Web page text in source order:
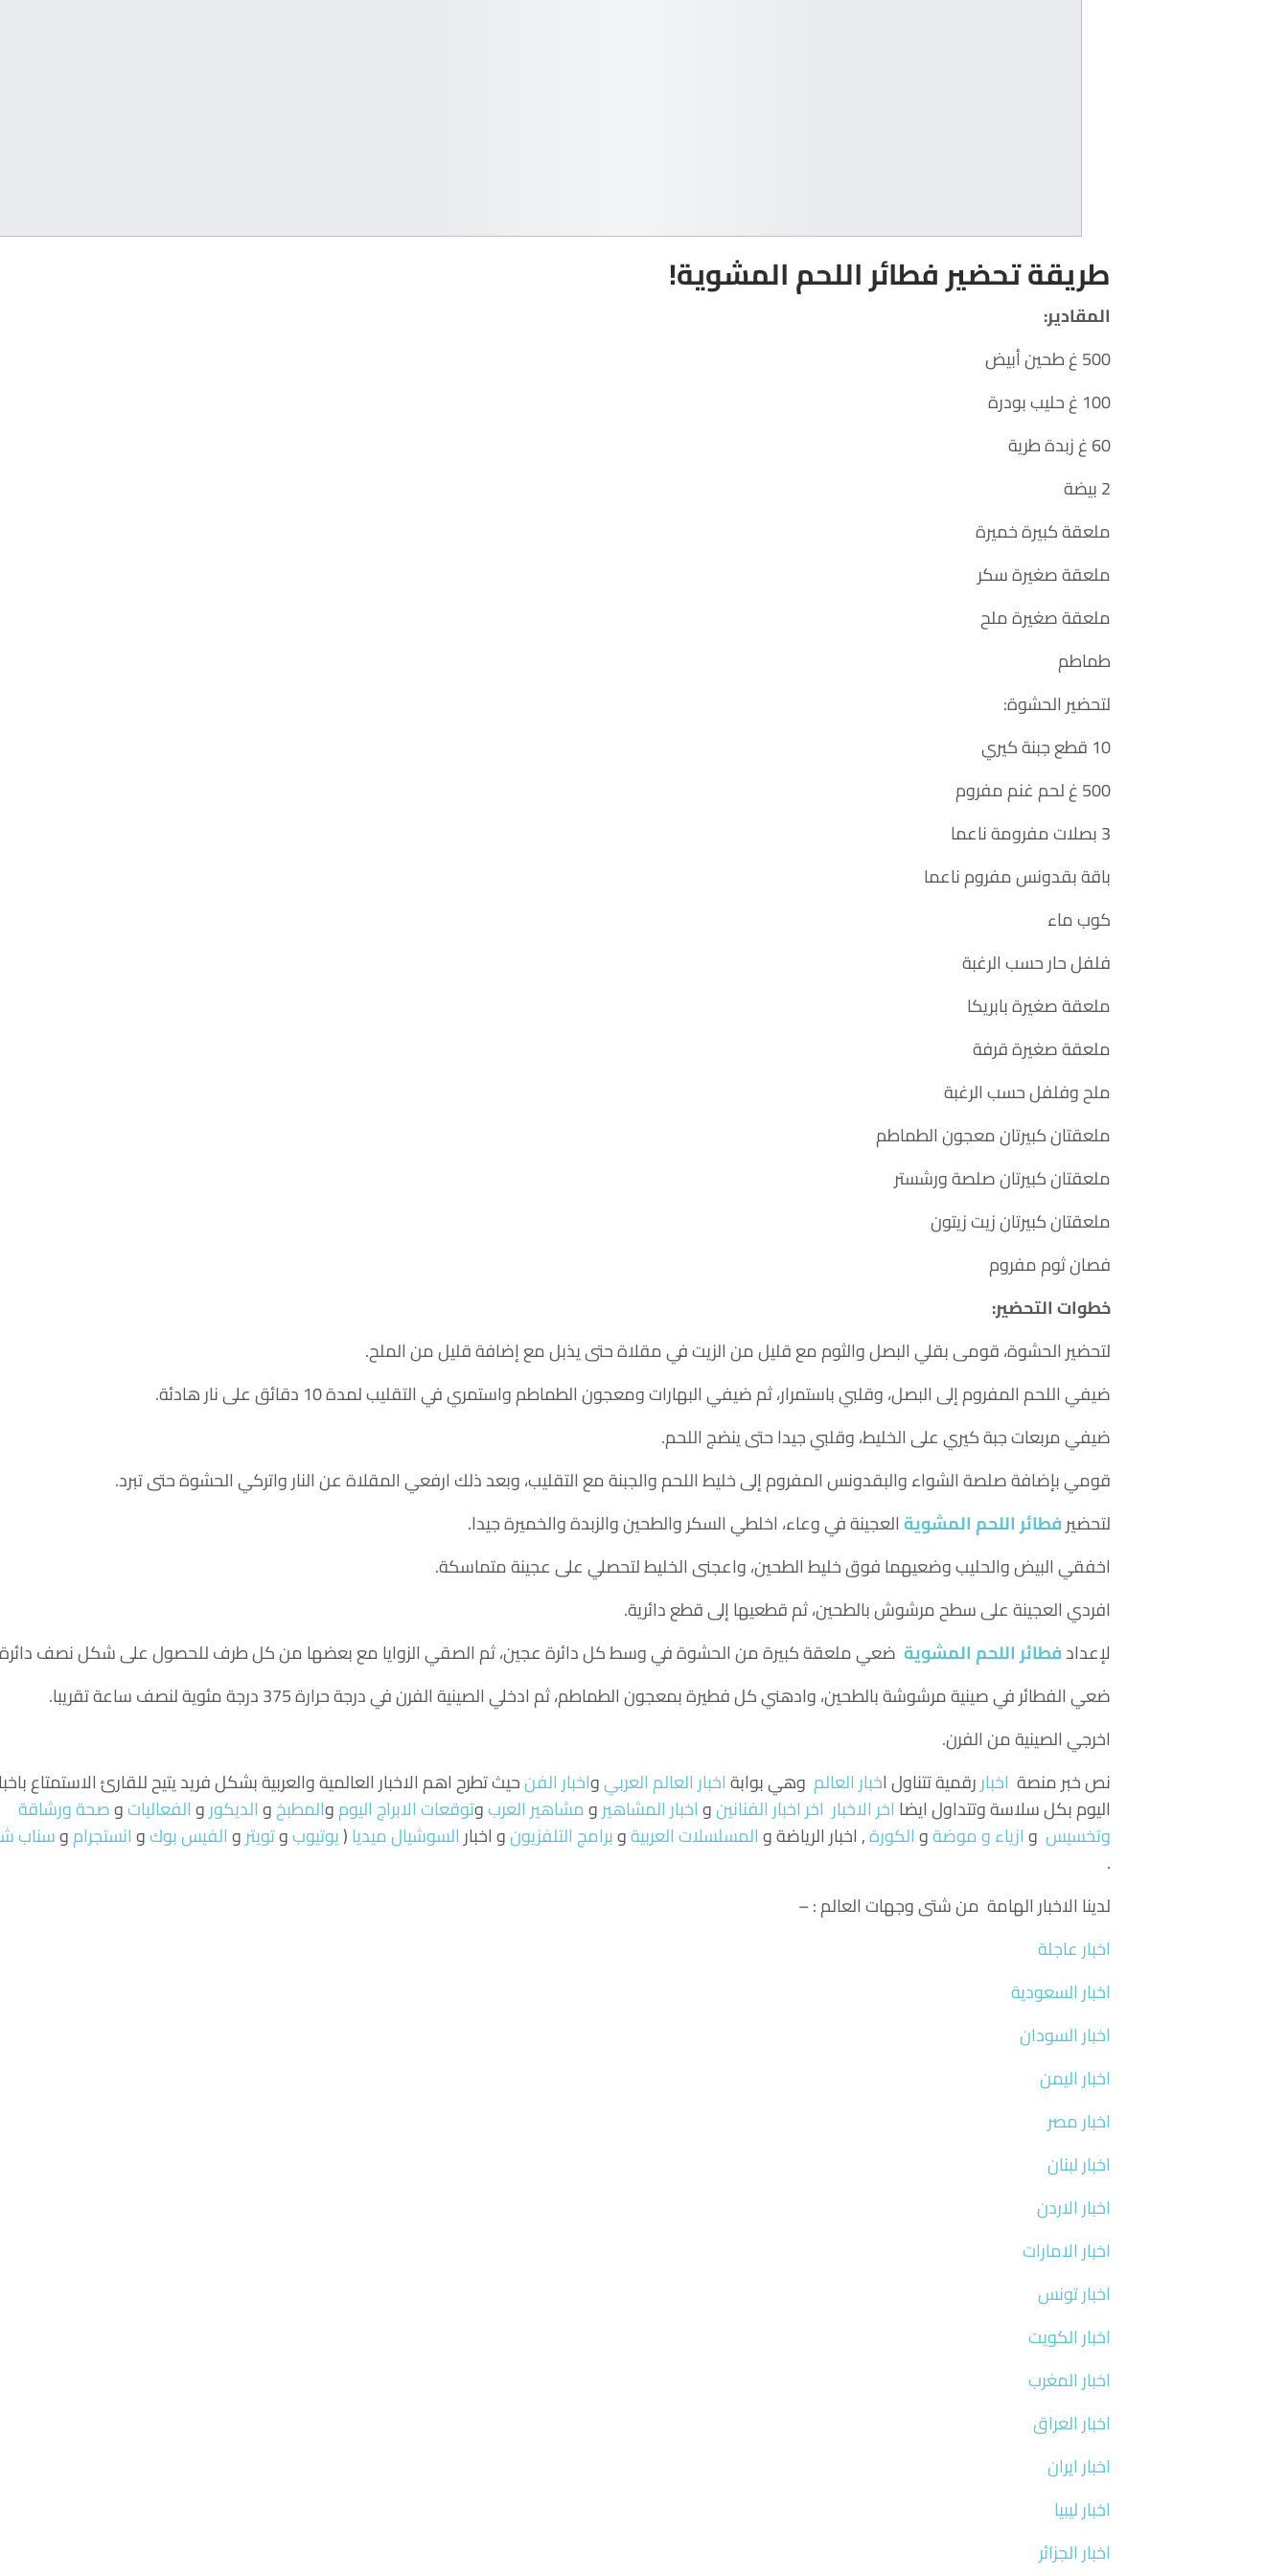
طريقة تحضير فطائر اللحم المشوية!
المقادير:
500 غ طحين أبيض
100 غ حليب بودرة
60 غ زبدة طرية
2 بيضة
ملعقة كبيرة خميرة
ملعقة صغيرة سكر
ملعقة صغيرة ملح
طماطم
لتحضير الحشوة:
10 قطع جبنة كيري
500 غ لحم غنم مفروم
3 بصلات مفرومة ناعما
باقة بقدونس مفروم ناعما
كوب ماء
فلفل حار حسب الرغبة
ملعقة صغيرة بابريكا
ملعقة صغيرة قرفة
ملح وفلفل حسب الرغبة
ملعقتان كبيرتان معجون الطماطم
ملعقتان كبيرتان صلصة ورشستر
ملعقتان كبيرتان زيت زيتون
فصان ثوم مفروم
خطوات التحضير:
لتحضير الحشوة، قومى بقلي البصل والثوم مع قليل من الزيت في مقلاة حتى يذبل مع إضافة قليل من الملح.
ضيفي اللحم المفروم إلى البصل، وقلبي باستمرار، ثم ضيفي البهارات ومعجون الطماطم واستمري في التقليب لمدة 10 دقائق على نار هادئة.
ضيفي مربعات جبة كيري على الخليط، وقلبي جيدا حتى ينضج اللحم.
قومي بإضافة صلصة الشواء والبقدونس المفروم إلى خليط اللحم والجبنة مع التقليب، وبعد ذلك ارفعي المقلاة عن النار واتركي الحشوة حتى تبرد.
لتحضيرفطائر اللحم المشويةالعجينة في وعاء، اخلطي السكر والطحين والزبدة والخميرة جيدا.
اخفقي البيض والحليب وضعيهما فوق خليط الطحين، واعجنى الخليط لتحصلي على عجينة متماسكة.
افردي العجينة على سطح مرشوش بالطحين، ثم قطعيها إلى قطع دائرية.
لإعدادفطائر اللحم المشوية ضعي ملعقة كبيرة من الحشوة في وسط كل دائرة عجين، ثم الصقي الزوايا مع بعضها من كل طرف للحصول على شكل نصف
ضعي الفطائر في صينية مرشوشة بالطحين، وادهني كل فطيرة بمعجون الطماطم، ثم ادخلي الصينية الفرن في درجة حرارة 375 درجة مئوية لنصف ساعة تقريبا.
اخرجي الصينية من الفرن.
نص خبر منصة اخباررقمية تتناولاخبار العالم وهي بوابةاخبار العالم العربيواخبار الفنحيث تطرح اهم الاخبار العالمية والعربية بشكل فريد يتيح للقارئ الاستمتاع
اليوم بكل سلاسة وتتداول ايضا اخر الاخبار اخر اخبار الفنانينواخبار المشاهيرومشاهير العربوتوقعات الابراج اليوموالمطبخوالديكوروالفعالياتوصحة ورشاقة
وتخسيس وازياء و موضةوالكورة, اخبار الرياضة والمسلسلات العربيةوبرامج التلفزيونو اخبارالسوشيال ميديا(يوتيوبوتويتروالفيس بوكوانستجراموسناب
.
لدينا الاخبار الهامة من شتى وجهات العالم : –
اخبار عاجلة
اخبار السعودية
اخبار السودان
اخبار اليمن
اخبار مصر
اخبار لبنان
اخبار الاردن
اخبار الامارات
اخبار تونس
اخبار الكويت
اخبار المغرب
اخبار العراق
اخبار ايران
اخبار ليبيا
اخبار الجزائر